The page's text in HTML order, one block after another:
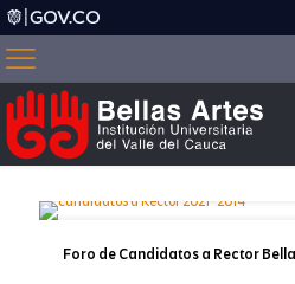
Foro de Candidatos a Rector